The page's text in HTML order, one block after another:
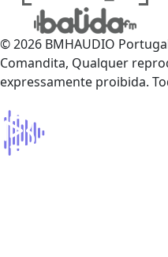
© 2026 BMHAUDIO
Comandita, Qualquer
expressamente proibida.